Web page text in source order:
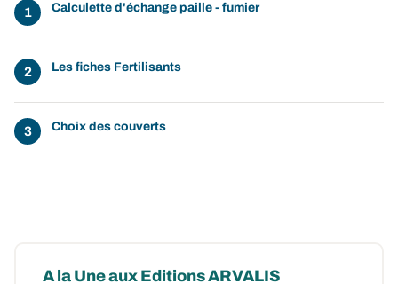
Calculette d'échange paille - fumier
Les fiches Fertilisants
Choix des couverts
A la Une aux Editions ARVALIS